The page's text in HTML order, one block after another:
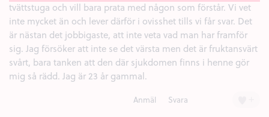
tvättstuga och vill bara prata med någon som förstår. Vi vet
inte mycket än och lever därför i ovisshet tills vi får svar. Det
är nästan det jobbigaste, att inte veta vad man har framför
sig. Jag försöker att inte se det värsta men det är fruktansvärt
svårt, bara tanken att den där sjukdomen finns i henne gör
mig så rädd. Jag är 23 år gammal.
Anmäl Svara